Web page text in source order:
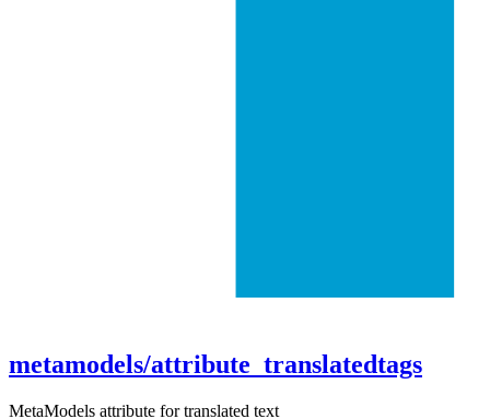
metamodels/attribute_translatedtags
MetaModels attribute for translated text